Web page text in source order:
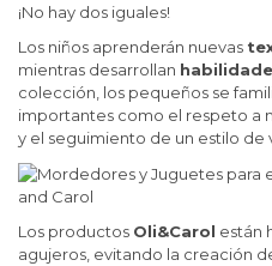
¡No hay dos iguales!
Los niños aprenderán nuevas
mientras desarrollan
colección, los pequeños se
importantes como el respeto a
y el seguimiento de un estilo de
Los productos Oli&Carol están
agujeros, evitando la creación